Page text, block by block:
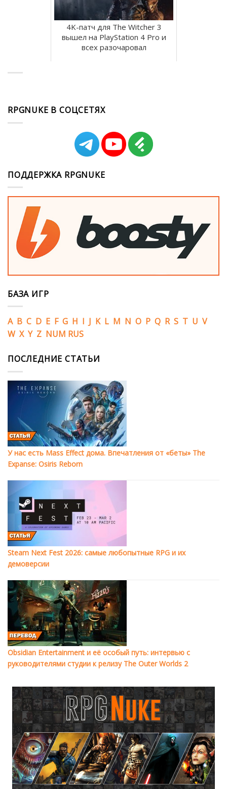
4K-патч для The Witcher 3
вышел на PlayStation 4 Pro и
всех разочаровал
RPGNUKE В СОЦСЕТЯХ
ПОДДЕРЖКА RPGNUKE
БАЗА ИГР
A B C D E F G H I J K L M N O P Q R S T U V
W X Y Z NUM RUS
ПОСЛЕДНИЕ СТАТЬИ
У нас есть Mass Effect дома. Впечатления от «беты» The
Expanse: Osiris Reborn
Steam Next Fest 2026: самые любопытные RPG и их
демоверсии
Obsidian Entertainment и её особый путь: интервью с
руководителями студии к релизу The Outer Worlds 2